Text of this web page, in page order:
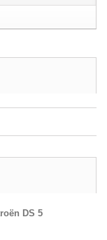
DS 5